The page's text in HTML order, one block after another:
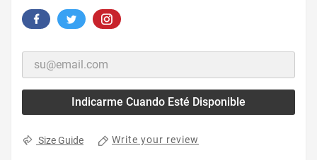
Indicarme Cuando Esté Disponible
Size Guide Write your review